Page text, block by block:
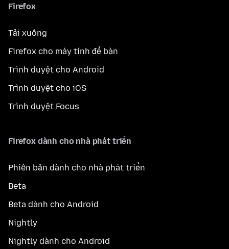
Firefox
Tải xuống
Firefox cho máy tính để bàn
Trình duyệt cho Android
Trình duyệt cho iOS
Trình duyệt Focus
Firefox dành cho nhà phát triển
Phiên bản dành cho nhà phát triển
Beta
Beta dành cho Android
Nightly
Nightly dành cho Android